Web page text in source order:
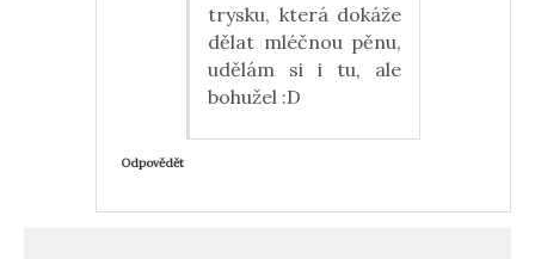
trysku, která dokáže
dělat mléčnou pěnu,
udělám si i tu, ale
bohužel :D
Odpovědět